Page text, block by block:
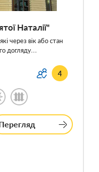
Наталії"
через вік або стан
догляду…
4